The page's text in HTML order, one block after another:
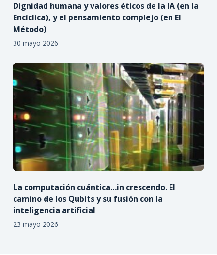
Dignidad humana y valores éticos de la IA (en la
Encíclica), y el pensamiento complejo (en El
Método)
30 mayo 2026
La computación cuántica…in crescendo. El
camino de los Qubits y su fusión con la
inteligencia artificial
23 mayo 2026